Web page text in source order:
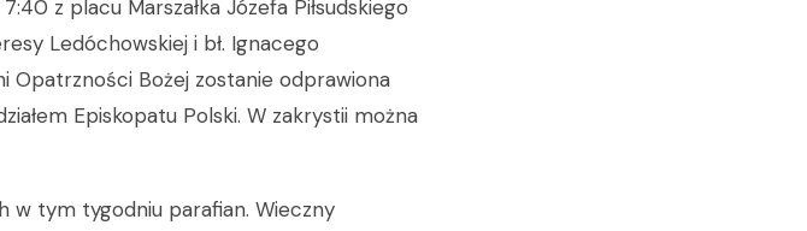
z placu Marszałka Józefa Piłsudskiego
Ledóchowskiej i bł. Ignacego
Opatrzności Bożej zostanie odprawiona
Episkopatu Polski. W zakrystii można
w tym tygodniu parafian. Wieczny